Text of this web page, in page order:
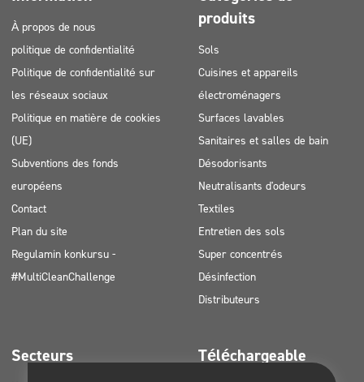
À propos de nous
politique de confidentialité
Politique de confidentialité sur
les réseaux sociaux
Politique en matière de cookies
(UE)
Subventions des fonds
européens
Contact
Plan du site
Regulamin konkursu -
#MultiCleanChallenge
produits
Sols
Cuisines et appareils
électroménagers
Surfaces lavables
Sanitaires et salles de bain
Désodorisants
Neutralisants d'odeurs
Textiles
Entretien des sols
Super concentrés
Désinfection
Distributeurs
Secteurs Téléchargeable